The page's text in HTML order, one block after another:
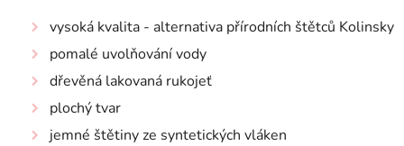
vysoká kvalita - alternativa přírodních štětců Kolinsky
pomalé uvolňování vody
dřevěná lakovaná rukojeť
plochý tvar
jemné štětiny ze syntetických vláken